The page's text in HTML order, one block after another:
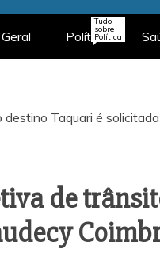
Geral Política
Tudo
sobre
Política
de